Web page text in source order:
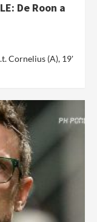
De Roon a
Cornelius (A), 19'